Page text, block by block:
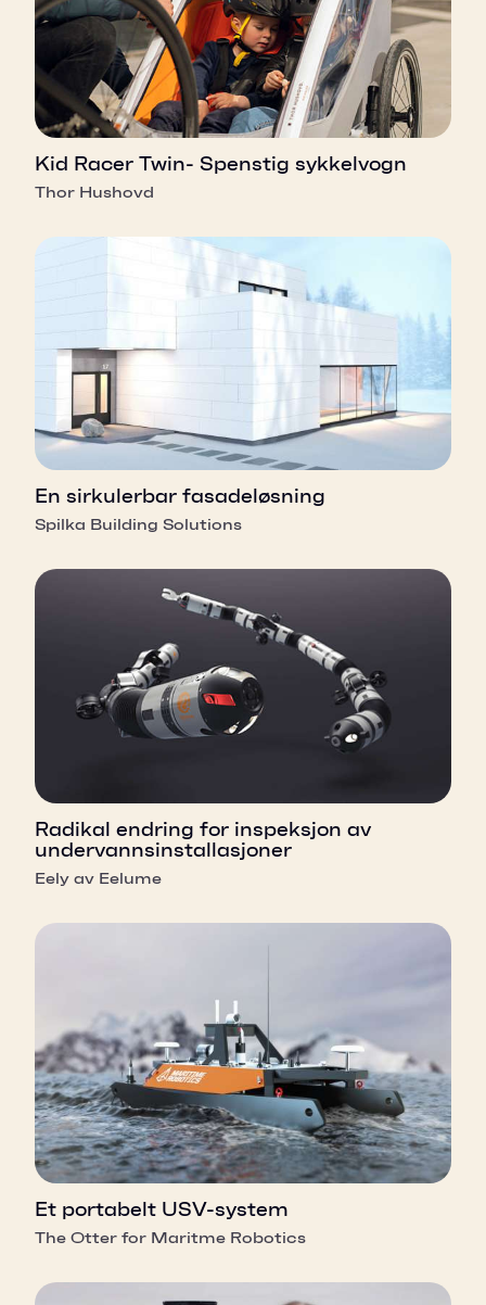
Kid Racer Twin- Spenstig sykkelvogn
Thor Hushovd
En sirkulerbar fasadeløsning
Spilka Building Solutions
Radikal endring for inspeksjon av
undervannsinstallasjoner
Eely av Eelume
Et portabelt USV-system
The Otter for Maritme Robotics